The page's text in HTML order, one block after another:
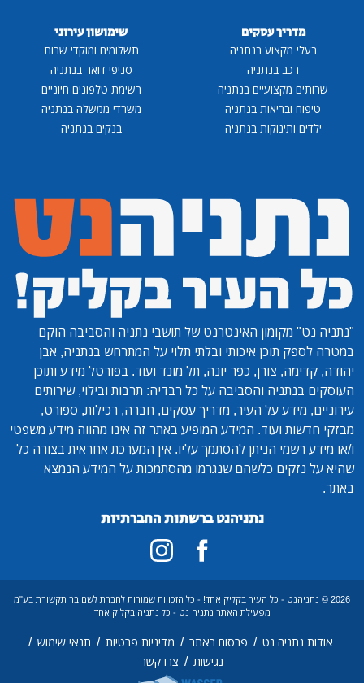
מדריך עסקים
בעלי מקצוע בנתניה
רכב בנתניה
שרותים מקצועיים בנתניה
טיפוח ובריאות בנתניה
ילדים ותינוקות בנתניה
...
שימושון עירוני
תשלומים ומוקדי שרות
סניפי דואר בנתניה
רשימת טלפונים חיוניים
משרדי ממשלה בנתניה
בנקים בנתניה
...
"נתניה נט" מקומון האינטרנט של תושבי נתניה והסביבה הוקם
במטרה לספק תוכן איכותי ובלתי תלוי על המתרחש בנתניה, אבן
יהודה, קדימה, צורן, כפר יונה, תל מונד ועוד. בפורטל מידע ותוכן
העוסקים בנתניה והסביבה על כל רבדיה: תרבות ובילוי, שירותים
עירוניים, מידע על העיר, מדריך עסקים, חברה, רכילות, ספורט,
מבזקי חדשות ועוד. המידע המופיע באתר זה אינו מהווה מידע משפטי
ו/או מידע רשמי הניתן להסתמך עליו. אין המערכת אחראית בצורה כל
שהיא על נזקים כלשהם שנגרמו מהסתמכות על המידע הנמצא
באתר.
נתניהנט ברשתות החברתיות
2026 © נתניהנט - כל העיר בקליק אחד! - כל הזכויות שמורות לחברת לשם בר תקשורת בע"מ
מפעילת האתר נתניה נט - כל נתניה בקליק אחד
אודות נתניה נט / פרסום באתר / מדיניות פרטיות / תנאי שימוש /
נגישות / צרו קשר